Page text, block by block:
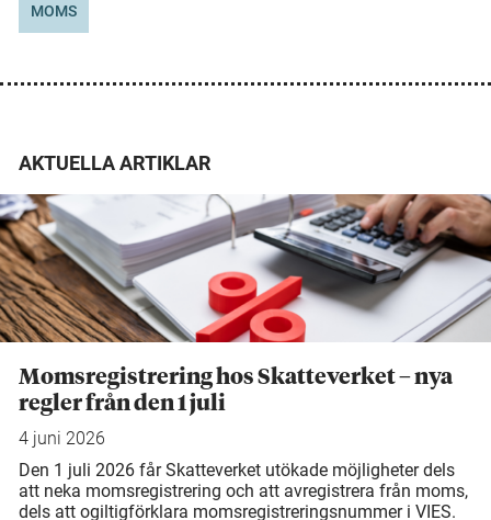
MOMS
AKTUELLA ARTIKLAR
Momsregistrering hos Skatteverket – nya
regler från den 1 juli
4 juni 2026
Den 1 juli 2026 får Skatteverket utökade möjligheter dels
att neka momsregistrering och att avregistrera från moms,
dels att ogiltigförklara momsregistreringsnummer i VIES.